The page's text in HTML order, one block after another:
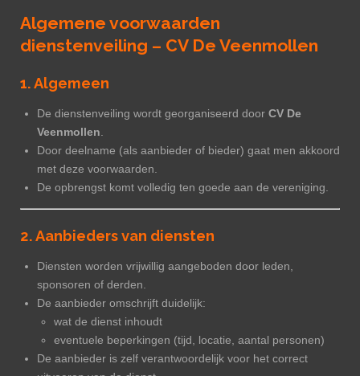
Algemene voorwaarden
dienstenveiling – CV De Veenmollen
1. Algemeen
De dienstenveiling wordt georganiseerd door CV De
Veenmollen.
Door deelname (als aanbieder of bieder) gaat men akkoord
met deze voorwaarden.
De opbrengst komt volledig ten goede aan de vereniging.
2. Aanbieders van diensten
Diensten worden vrijwillig aangeboden door leden,
sponsoren of derden.
De aanbieder omschrijft duidelijk:
wat de dienst inhoudt
eventuele beperkingen (tijd, locatie, aantal personen)
De aanbieder is zelf verantwoordelijk voor het correct